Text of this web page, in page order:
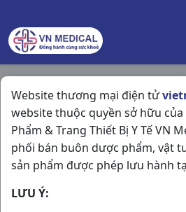
Website thương mại điện tử
website thuộc quyền sở hữu của
Phẩm & Trang Thiết Bị Y Tế VN
phối bán buôn dược phẩm, vật
sản phẩm được phép lưu hành
LƯU Ý:
Giới
Trang chủ /
Lời đầu tiên thay mặt cho công
Trang Thiết Bị Y Tế VN Medical
thành nhất đến Qúy khách hàng